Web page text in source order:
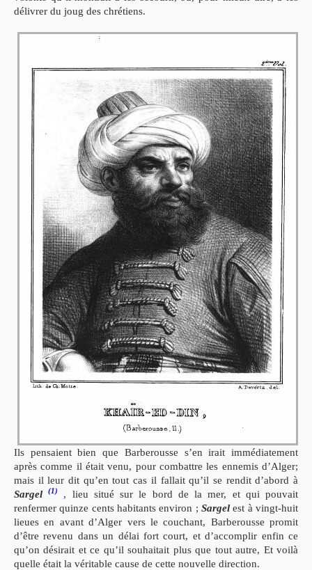
délivrer du joug des chrétiens.
Ils pensaient bien que Barberousse s’en irait immédiatement
après comme il était venu, pour combattre les ennemis d’Alger;
mais il leur dit qu’en tout cas il fallait qu’il se rendit d’abord à
Sargel(1)
, lieu situé sur le bord de la mer, et qui pouvait
renfermer quinze cents habitants environ ; Sargel est à vingt-huit
lieues en avant d’Alger vers le couchant, Barberousse promit
d’être revenu dans un délai fort court, et d’accomplir enfin ce
qu’on désirait et ce qu’il souhaitait plus que tout autre, Et voilà
quelle était la véritable cause de cette nouvelle direction.